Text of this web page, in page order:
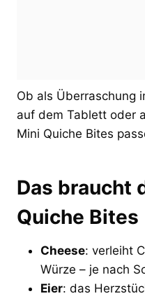
Ob als Überraschung
auf dem Tablett oder
Mini Quiche Bites
Das braucht
Quiche Bites
Cheese: verleiht
Würze – je nach
Eier: das